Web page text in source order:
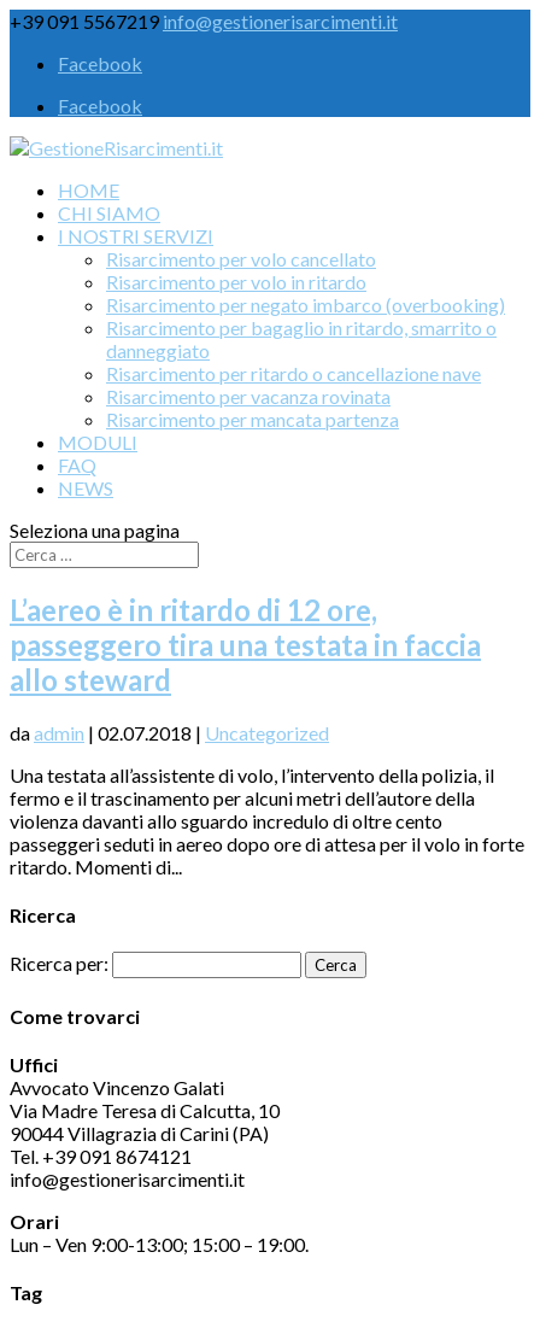
+39 091 5567219 info@gestionerisarcimenti.it
Facebook
Facebook
HOME
CHI SIAMO
I NOSTRI SERVIZI
Risarcimento per volo cancellato
Risarcimento per volo in ritardo
Risarcimento per negato imbarco (overbooking)
Risarcimento per bagaglio in ritardo, smarrito o
danneggiato
Risarcimento per ritardo o cancellazione nave
Risarcimento per vacanza rovinata
Risarcimento per mancata partenza
MODULI
FAQ
NEWS
Seleziona una pagina
L’aereo è in ritardo di 12 ore,
passeggero tira una testata in faccia
allo steward
daadmin | 02.07.2018 | Uncategorized
Una testata all’assistente di volo, l’intervento della polizia, il
fermo e il trascinamento per alcuni metri dell’autore della
violenza davanti allo sguardo incredulo di oltre cento
passeggeri seduti in aereo dopo ore di attesa per il volo in forte
ritardo. Momenti di...
Ricerca
Ricerca per:
Come trovarci
Uffici
Avvocato Vincenzo Galati
Via Madre Teresa di Calcutta, 10
90044 Villagrazia di Carini (PA)
Tel. +39 091 8674121
info@gestionerisarcimenti.it
Orari
Lun – Ven 9:00-13:00; 15:00 – 19:00.
Tag